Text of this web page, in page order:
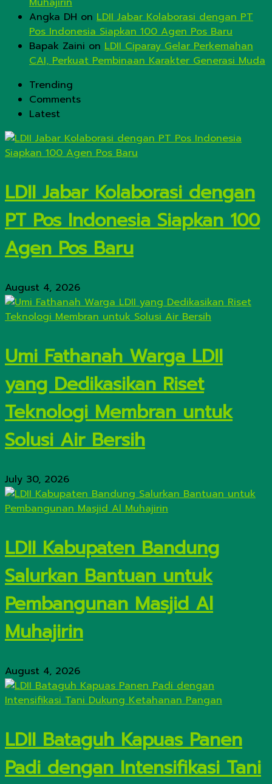
Angka DH on LDII Jabar Kolaborasi dengan PT
Pos Indonesia Siapkan 100 Agen Pos Baru
Bapak Zaini on LDII Ciparay Gelar Perkemahan
CAI, Perkuat Pembinaan Karakter Generasi Muda
Trending
Comments
Latest
LDII Jabar Kolaborasi dengan
PT Pos Indonesia Siapkan 100
Agen Pos Baru
August 4, 2026
Umi Fathanah Warga LDII
yang Dedikasikan Riset
Teknologi Membran untuk
Solusi Air Bersih
July 30, 2026
LDII Kabupaten Bandung
Salurkan Bantuan untuk
Pembangunan Masjid Al
Muhajirin
August 4, 2026
LDII Bataguh Kapuas Panen
Padi dengan Intensifikasi Tani